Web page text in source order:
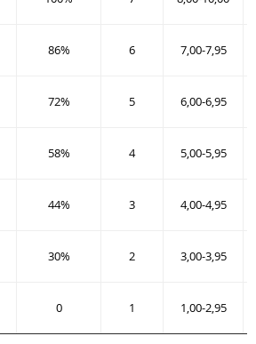
86% 6 7,00-7,95
72% 5 6,00-6,95
58% 4 5,00-5,95
44% 3 4,00-4,95
30% 2 3,00-3,95
0 1 1,00-2,95